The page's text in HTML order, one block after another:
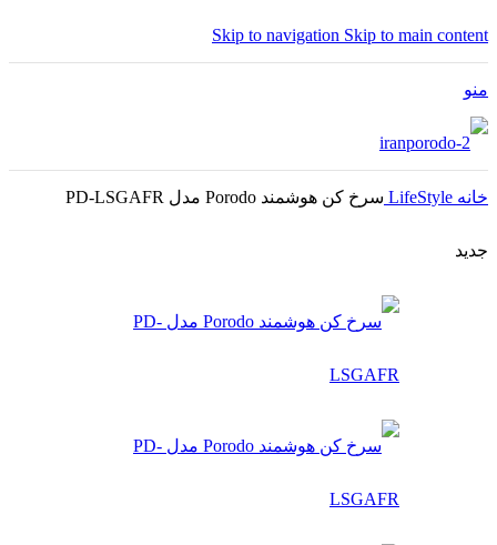
Skip to navigation Skip to main content
منو
خانه LifeStyle سرخ کن هوشمند Porodo مدل PD-LSGAFR
جدید